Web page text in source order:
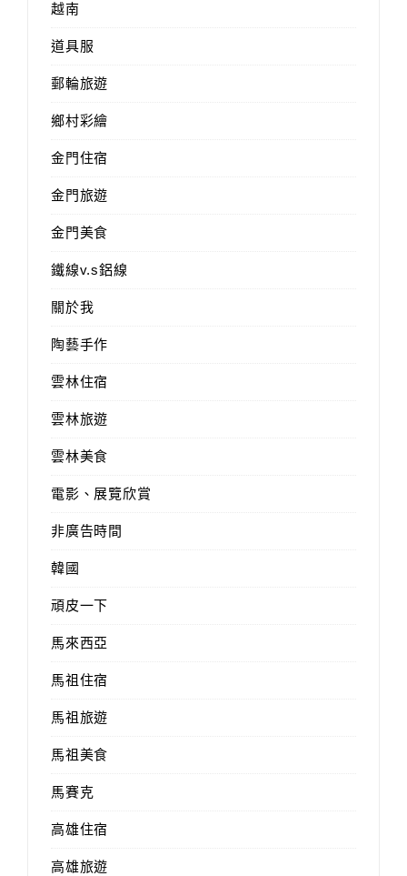
越南
道具服
郵輪旅遊
鄉村彩繪
金門住宿
金門旅遊
金門美食
鐵線v.s鋁線
關於我
陶藝手作
雲林住宿
雲林旅遊
雲林美食
電影、展覽欣賞
非廣告時間
韓國
頑皮一下
馬來西亞
馬祖住宿
馬祖旅遊
馬祖美食
馬賽克
高雄住宿
高雄旅遊